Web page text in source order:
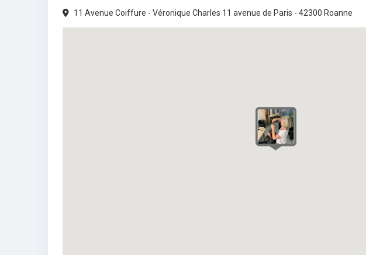
Dimanche : Fermé
11 Avenue Coiffure - Véronique Charles 11 avenue de Paris - 42300 Roanne